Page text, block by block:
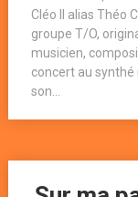
Cléo II alias Théo
groupe T/O,
musicien,
concert au
son...